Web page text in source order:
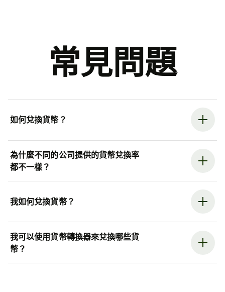
常見問題
如何兌換貨幣？
為什麼不同的公司提供的貨幣兌換率
都不一樣？
我如何兌換貨幣？
我可以使用貨幣轉換器來兌換哪些貨
幣？